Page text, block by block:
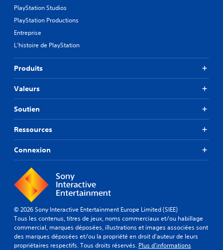
PlayStation Studios
PlayStation Productions
Entreprise
L'histoire de PlayStation
Produits
Valeurs
Soutien
Ressources
Connexion
© 2026 Sony Interactive Entertainment Europe Limited (SIEE)
Tous les contenus, titres de jeux, noms commerciaux et/ou habillage
commercial, marques déposées, illustrations et images associées sont
des marques déposées et/ou la propriété en droit d'auteur de leurs
propriétaires respectifs. Tous droits réservés. Plus d'informations